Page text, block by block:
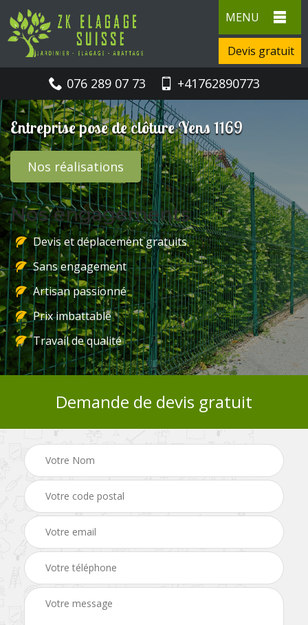
MENU
Devis gratuit
076 289 07 73 +41762890773
Entreprise pose de clôture Yens 1169
Nos réalisations
Nos engagements
Devis et déplacement gratuits
Sans engagement
Artisan passionné
Prix imbattable
Travail de qualité
Demande de devis gratuit